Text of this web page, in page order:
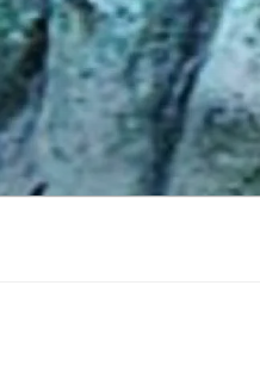
Salta
al
contenuto